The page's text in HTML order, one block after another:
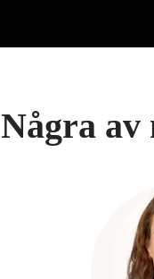
Några av